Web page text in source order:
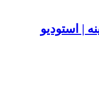
| استودیو